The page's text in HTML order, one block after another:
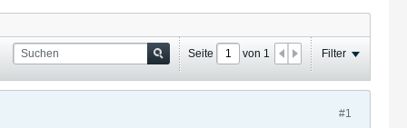
Seite von 1 Filter
#1